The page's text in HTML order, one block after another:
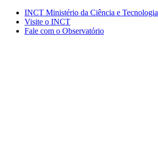
Conteúdo principal Menu principal Rodapé
INCT Ministério da Ciência e Tecnologia
Visite o INCT
Fale com o Observatório